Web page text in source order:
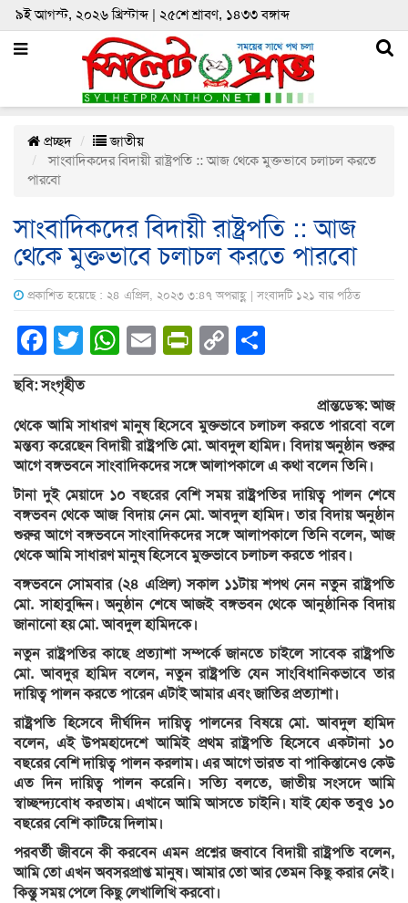
৯ই আগস্ট, ২০২৬ খ্রিস্টাব্দ | ২৫শে শ্রাবণ, ১৪৩৩ বঙ্গাব্দ
প্রচ্ছদ
জাতীয়
সাংবাদিকদের বিদায়ী রাষ্ট্রপতি :: আজ থেকে মুক্তভাবে চলাচল করতে
পারবো
সাংবাদিকদের বিদায়ী রাষ্ট্রপতি :: আজ
থেকে মুক্তভাবে চলাচল করতে পারবো
প্রকাশিত হয়েছে : ২৪ এপ্রিল, ২০২৩ ৩:৪৭ অপরাহ্ণ | সংবাদটি ১২১ বার পঠিত
Facebook
Twitter
WhatsApp
EmailPrintFriendly
Copy
Link
ছবি: সংগৃহীত
প্রান্তডেস্ক: আজ
থেকে আমি সাধারণ মানুষ হিসেবে মুক্তভাবে চলাচল করতে পারবো বলে
মন্তব্য করেছেন বিদায়ী রাষ্ট্রপতি মো. আবদুল হামিদ। বিদায় অনুষ্ঠান শুরুর
আগে বঙ্গভবনে সাংবাদিকদের সঙ্গে আলাপকালে এ কথা বলেন তিনি।
টানা দুই মেয়াদে ১০ বছরের বেশি সময় রাষ্ট্রপতির দায়িত্ব পালন শেষে
বঙ্গভবন থেকে আজ বিদায় নেন মো. আবদুল হামিদ। তার বিদায় অনুষ্ঠান
শুরুর আগে বঙ্গভবনে সাংবাদিকদের সঙ্গে আলাপকালে তিনি বলেন, আজ
থেকে আমি সাধারণ মানুষ হিসেবে মুক্তভাবে চলাচল করতে পারব।
বঙ্গভবনে সোমবার (২৪ এপ্রিল) সকাল ১১টায় শপথ নেন নতুন রাষ্ট্রপতি
মো. সাহাবুদ্দিন। অনুষ্ঠান শেষে আজই বঙ্গভবন থেকে আনুষ্ঠানিক বিদায়
জানানো হয় মো. আবদুল হামিদকে।
নতুন রাষ্ট্রপতির কাছে প্রত্যাশা সম্পর্কে জানতে চাইলে সাবেক রাষ্ট্রপতি
মো. আবদুর হামিদ বলেন, নতুন রাষ্ট্রপতি যেন সাংবিধানিকভাবে তার
দায়িত্ব পালন করতে পারেন এটাই আমার এবং জাতির প্রত্যাশা।
রাষ্ট্রপতি হিসেবে দীর্ঘদিন দায়িত্ব পালনের বিষয়ে মো. আবদুল হামিদ
বলেন, এই উপমহাদেশে আমিই প্রথম রাষ্ট্রপতি হিসেবে একটানা ১০
বছরের বেশি দায়িত্ব পালন করলাম। এর আগে ভারত বা পাকিস্তানেও কেউ
এত দিন দায়িত্ব পালন করেনি। সত্যি বলতে, জাতীয় সংসদে আমি
স্বাচ্ছন্দ্যবোধ করতাম। এখানে আমি আসতে চাইনি। যাই হোক তবুও ১০
বছরের বেশি কাটিয়ে দিলাম।
পরবর্তী জীবনে কী করবেন এমন প্রশ্নের জবাবে বিদায়ী রাষ্ট্রপতি বলেন,
আমি তো এখন অবসরপ্রাপ্ত মানুষ। আমার তো আর তেমন কিছু করার নেই।
কিন্তু সময় পেলে কিছু লেখালিখি করবো।